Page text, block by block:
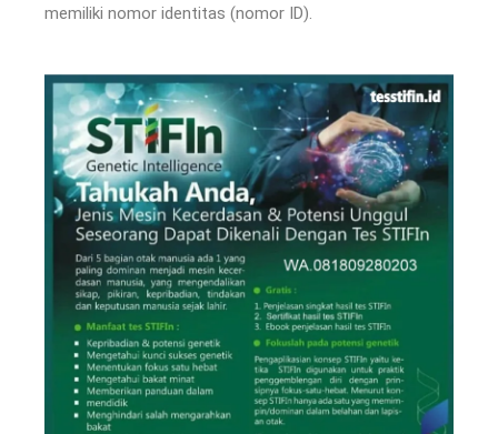
memiliki nomor identitas (nomor ID).